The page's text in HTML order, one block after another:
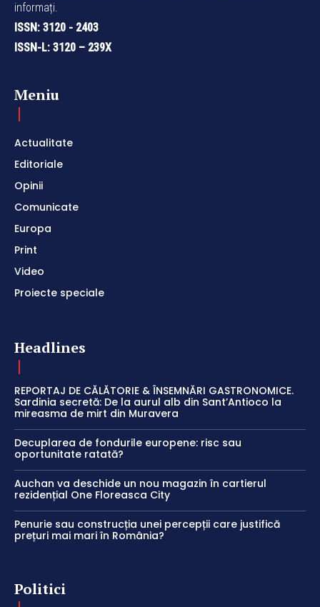
informați.
ISSN: 3120 - 2403
ISSN-L: 3120 – 239X
Meniu
Actualitate
Editoriale
Opinii
Comunicate
Europa
Print
Video
Proiecte speciale
Headlines
REPORTAJ DE CĂLĂTORIE & ÎNSEMNĂRI GASTRONOMICE.
Sardinia secretă: De la aurul alb din Sant’Antioco la
mireasma de mirt din Muravera
Decuplarea de fondurile europene: risc sau
oportunitate ratată?
Auchan va deschide un nou magazin în cartierul
rezidențial One Floreasca City
Penurie sau construcția unei percepții care justifică
prețuri mai mari în România?
Politici